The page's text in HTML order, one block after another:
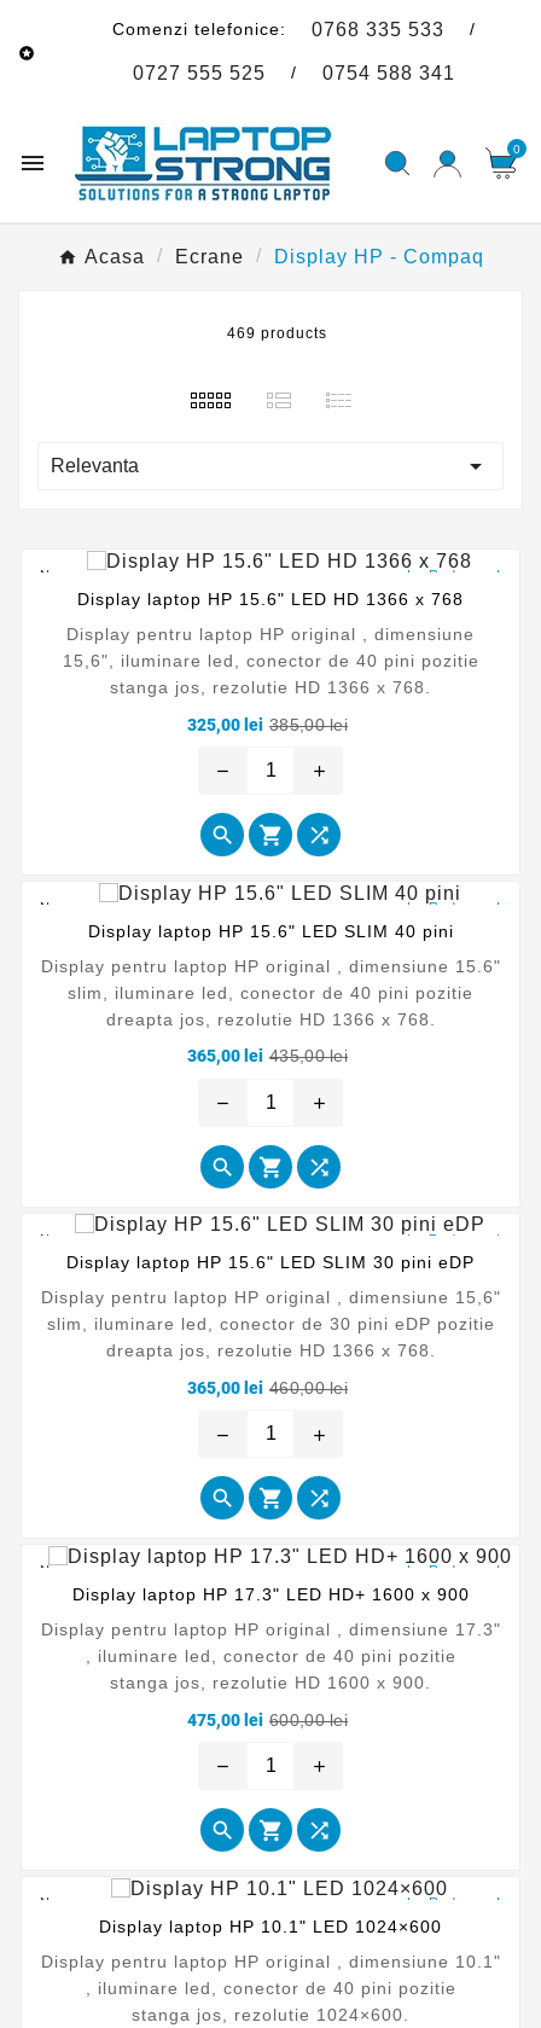

Comenzi telefonice: 0768 335 533
0727 555 525 / 0754 588 341
 0
Acasa Ecrane Display HP - Compaq
469 products
Relevanta 
Nou La Reducere!
Display laptop HP 15.6" LED HD 1366 x 768
Display pentru laptop HP original , dimensiune
15,6", iluminare led, conector de 40 pini pozitie
stanga jos, rezolutie HD 1366 x 768.
325,00 lei 385,00 lei
remove add
  
Nou La Reducere!
Display laptop HP 15.6" LED SLIM 40 pini
Display pentru laptop HP original , dimensiune 15.6"
slim, iluminare led, conector de 40 pini pozitie
dreapta jos, rezolutie HD 1366 x 768.
365,00 lei 435,00 lei
remove add
  
Nou La Reducere!
Display laptop HP 15.6" LED SLIM 30 pini eDP
Display pentru laptop HP original , dimensiune 15,6"
slim, iluminare led, conector de 30 pini eDP pozitie
dreapta jos, rezolutie HD 1366 x 768.
365,00 lei 460,00 lei
remove add
  
Nou La Reducere!
Display laptop HP 17.3" LED HD+ 1600 x 900
Display pentru laptop HP original , dimensiune 17.3"
, iluminare led, conector de 40 pini pozitie
stanga jos, rezolutie HD 1600 x 900.
475,00 lei 600,00 lei
remove add
  
Nou La Reducere!
Display laptop HP 10.1" LED 1024×600
Display pentru laptop HP original , dimensiune 10.1"
, iluminare led, conector de 40 pini pozitie
stanga jos, rezolutie 1024×600.